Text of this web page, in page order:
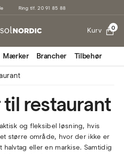
Ring tlf. 20 91 85 88
Kurv 0
Mærker Brancher Tilbehør
til restaurant
og fleksibel løsning, hvis
større område, hvor der ikke er
eller en markise. Samtidig